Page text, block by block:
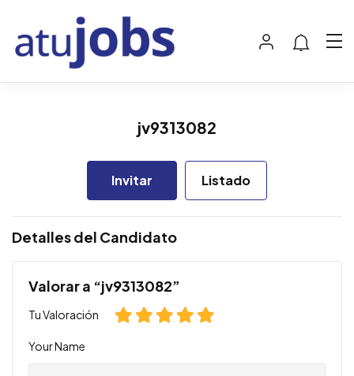
jv9313082
Invitar Listado
Detalles del Candidato
Valorar a “jv9313082”
Tu Valoración
Your Name